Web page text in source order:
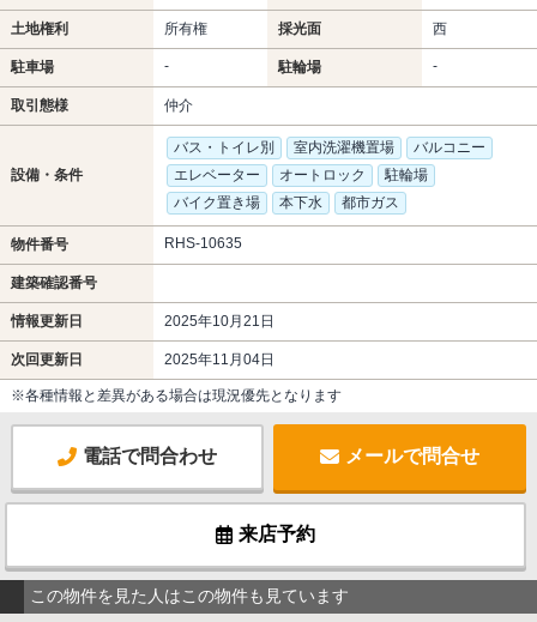
土地権利 所有権 採光面 西
駐車場 - 駐輪場 -
取引態様 仲介
設備・条件
バス・トイレ別 室内洗濯機置場
バルコニー
エレベーター
オートロック
駐輪場
バイク置き場
本下水 都市ガス
物件番号 RHS-10635
建築確認番号
情報更新日 2025年10月21日
次回更新日 2025年11月04日
※各種情報と差異がある場合は現況優先となります
電話で問合わせ メールで問合せ
来店予約
この物件を見た人はこの物件も見ています